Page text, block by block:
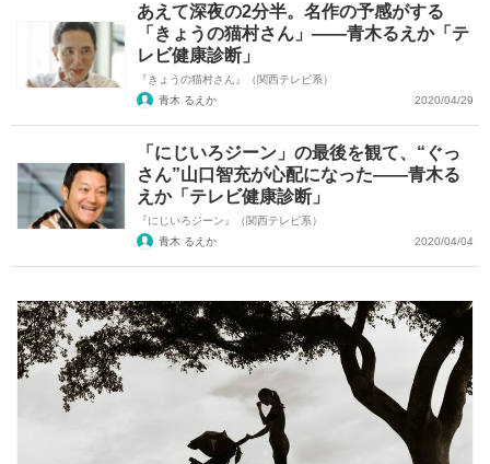
あえて深夜の2分半。名作の予感がする
「きょうの猫村さん」――青木るえか「テ
レビ健康診断」
『きょうの猫村さん』（関西テレビ系）
青木 るえか
2020/04/29
「にじいろジーン」の最後を観て、“ぐっ
さん”山口智充が心配になった――青木る
えか「テレビ健康診断」
『にじいろジーン』（関西テレビ系）
青木 るえか
2020/04/04